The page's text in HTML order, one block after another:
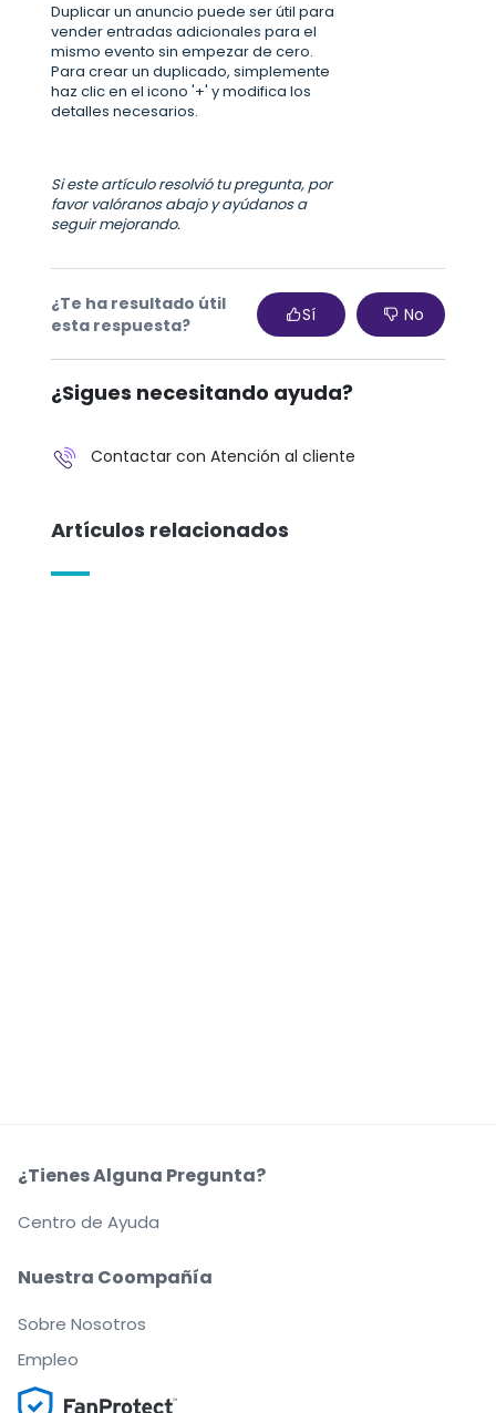
Duplicar un anuncio puede ser útil para
vender entradas adicionales para el
mismo evento sin empezar de cero.
Para crear un duplicado, simplemente
haz clic en el icono '+' y modifica los
detalles necesarios.
Si este artículo resolvió tu pregunta, por
favor valóranos abajo y ayúdanos a
seguir mejorando.
¿Te ha resultado útil
esta respuesta?
Sí No
¿Sigues necesitando ayuda?
Contactar con Atención al cliente
Artículos relacionados
Nuestra Coompañía
Sobre Nosotros
Empleo
¿Tienes Alguna Pregunta?
Centro de Ayuda